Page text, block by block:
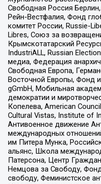
Свободная Россия
Рейн-Вестфалия, Фонд
комитет России, Russie-
Libres, Союз за
Крымскотатарский
IndustriALL, Russian
медиа, Федерация
Свободная Европа,
Восточной Европы, Фонд
gGmbH, Мобильная
демократии и
Копелева, American
Cultural Vistas, Institute of
Антивоенное движение
международных
им Питера Мунка,
альянс, Школа
Патерсона, Центр
Немцова за Свободу,
свободу, Феминистское